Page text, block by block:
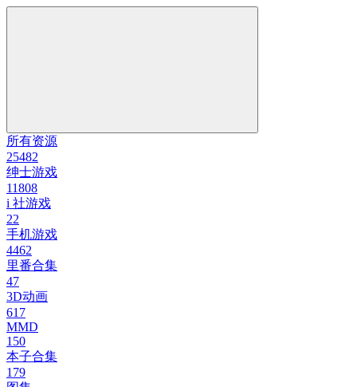
所有资源
25482
绅士游戏
11808
i 社游戏
22
手机游戏
4462
里番合集
47
3D动画
617
MMD
150
本子合集
179